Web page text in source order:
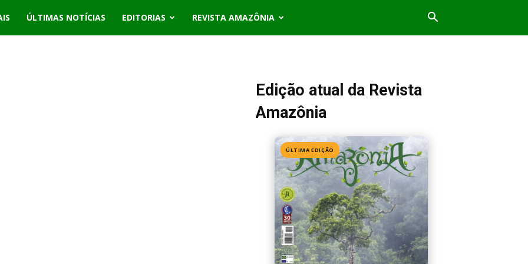
ÚLTIMAS NOTÍCIAS EDITORIAS REVISTA AMAZÔNIA
Edição atual da Revista
Amazônia
ÚLTIMA EDIÇÃO